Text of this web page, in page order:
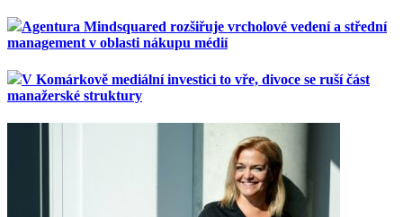
Agentura Mindsquared rozšiřuje vrcholové vedení a střední
management v oblasti nákupu médií
V Komárkově mediální investici to vře, divoce se ruší část
manažerské struktury